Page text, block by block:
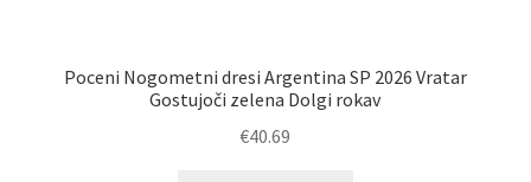
Poceni Nogometni dresi Argentina SP 2026 Vratar
Gostujoči zelena Dolgi rokav
€40.69